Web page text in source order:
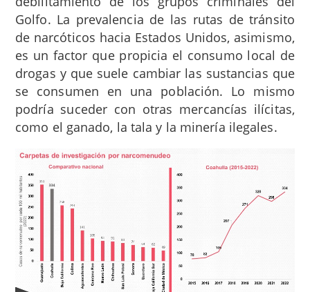
Golfo. La prevalencia de las rutas de tránsito
de narcóticos hacia Estados Unidos, asimismo,
es un factor que propicia el consumo local de
drogas y que suele cambiar las sustancias que
se consumen en una población. Lo mismo
podría suceder con otras mercancías ilícitas,
como el ganado, la tala y la minería ilegales.